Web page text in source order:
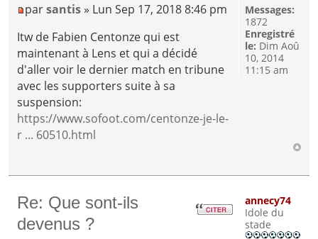
parsantis » Lun Sep 17, 2018 8:46 pm
Itw de Fabien Centonze qui est
maintenant à Lens et qui a décidé
d'aller voir le dernier match en tribune
avec les supporters suite à sa
suspension:
https://www.sofoot.com/centonze-je-le-
r ... 60510.html
Messages:
1872
Enregistré
le: Dim Aoû
10, 2014
11:15 am
Re: Que sont-ils
devenus ?
annecy74
Idole du
stade